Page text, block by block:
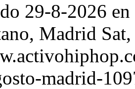
29-8-2026
Madrid
madrid-